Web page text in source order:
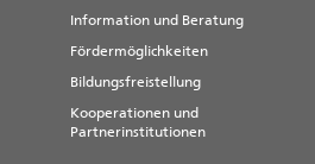
Information und Beratung
Fördermöglichkeiten
Bildungsfreistellung
Kooperationen und
Partnerinstitutionen